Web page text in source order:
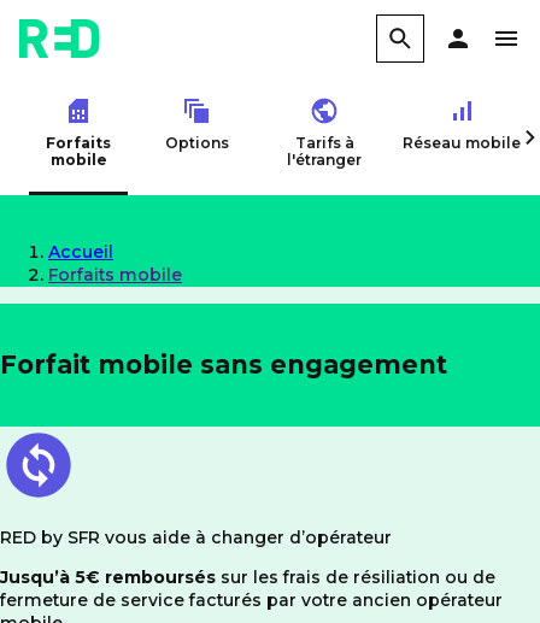
Forfaits
mobile
Options
Tarifs à
l'étranger
Réseau mobile
Accueil
Forfaits mobile
Forfait mobile sans engagement
RED by SFR vous aide à changer d’opérateur
Jusqu’à 5€ remboursés sur les frais de résiliation ou de
fermeture de service facturés par votre ancien opérateur